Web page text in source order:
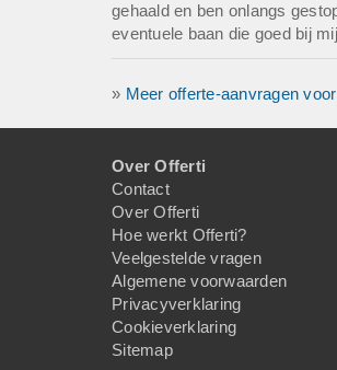
gehaald en ben onlangs
eventuele baan die goed bij
» Meer offerte-aanvragen
Over Offerti
Contact
Over Offerti
Hoe werkt Offerti?
Veelgestelde vragen
Algemene voorwaarden
Privacyverklaring
Cookieverklaring
Sitemap